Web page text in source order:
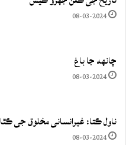
08-03-2024
چانهه جا باغ
08-03-2024
ناول ڪتا: غيرانساني مخلوق جي ڪٿا
08-03-2024